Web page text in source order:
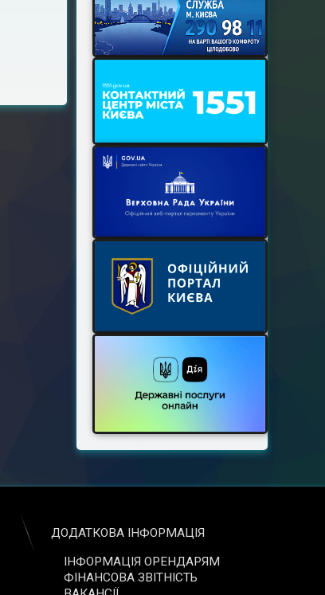
ДОДАТКОВА ІНФОРМАЦІЯ
ІНФОРМАЦІЯ ОРЕНДАРЯМ
ФІНАНСОВА ЗВІТНІСТЬ